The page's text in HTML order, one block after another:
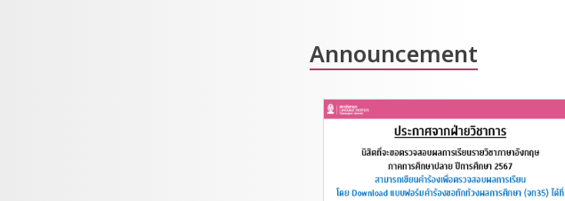
Announcement